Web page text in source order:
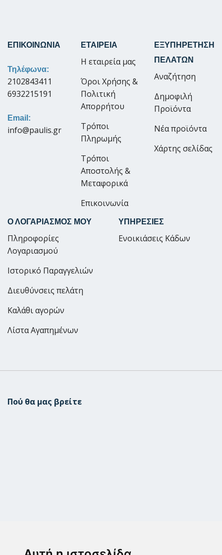
ΕΠΙΚΟΙΝΩΝΙΑ
Τηλέφωνα:
2102843411
6932215191
Email:
info@paulis.gr
ΕΤΑΙΡΕΙΑ
Η εταιρεία μας
Όροι Χρήσης &
Πολιτική
Απορρήτου
Τρόποι
Πληρωμής
Τρόποι
Αποστολής &
Μεταφορικά
Επικοινωνία
ΕΞΥΠΗΡΕΤΗΣΗ
ΠΕΛΑΤΩΝ
Αναζήτηση
Δημοφιλή
Προϊόντα
Νέα προϊόντα
Χάρτης σελίδας
Ο ΛΟΓΑΡΙΑΣΜΟΣ ΜΟΥ
Πληροφορίες
Λογαριασμού
Ιστορικό Παραγγελιών
Διευθύνσεις πελάτη
Καλάθι αγορών
Λίστα Αγαπημένων
ΥΠΗΡΕΣΙΕΣ
Ενοικιάσεις Κάδων
Πού θα μας βρείτε